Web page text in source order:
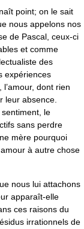
point; on le sait
nous appelons nos
de Pascal, ceux-ci
et comme
des
expériences
l’amour, dont rien
leur absence.
le
sans perdre
mère pourquoi
à autre chose
nous lui attachons
apparaît-elle
ces raisons du
irrationnels de